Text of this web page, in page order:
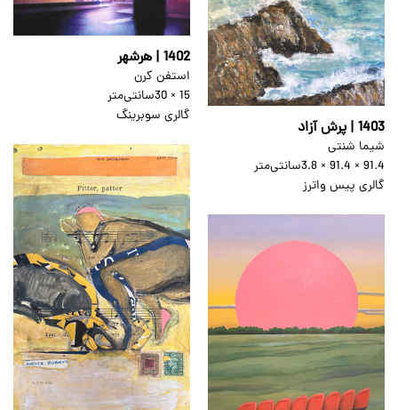
1403 | پرش آزاد
شیما شنتی
91.4 × 91.4 × 3.8
سانتی‌متر
گالری پیس واترز
1402 | هرشهر
استفن کرن
15 × 30
سانتی‌متر
گالری سوبرینگ